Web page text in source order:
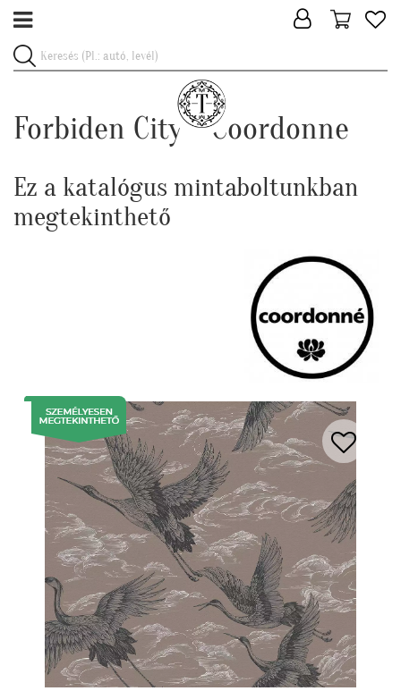
Forbiden City - Coordonne
Ez a katalógus mintaboltunkban
megtekinthető